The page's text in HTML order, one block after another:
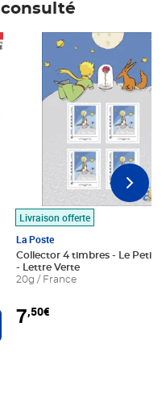
au panier
Livraison offerte
La Poste
Collector 4 timbres - Le Petit
- Lettre Verte
20g / France
7,50€
Prix 7,50€